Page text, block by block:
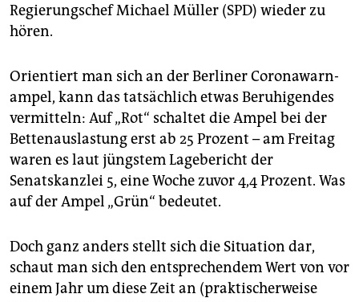
Regierungschef Michael Müller (SPD) wieder zu
hören.
Orientiert man sich an der Berliner Coronawarn­
ampel, kann das tatsächlich etwas Beruhigendes
vermitteln: Auf „Rot“ schaltet die Ampel bei der
Bettenauslastung erst ab 25 Prozent – am Freitag
waren es laut jüngstem Lagebericht der
Senatskanzlei 5, eine Woche zuvor 4,4 Prozent. Was
auf der Ampel „Grün“ bedeutet.
Doch ganz anders stellt sich die Situation dar,
schaut man sich den entsprechendem Wert von vor
einem Jahr um diese Zeit an (praktischerweise